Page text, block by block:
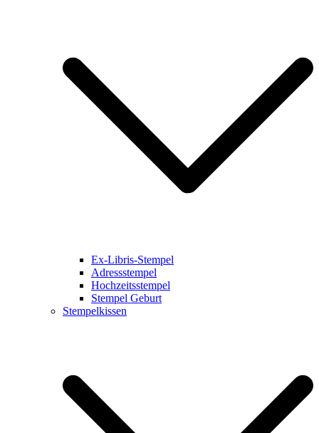
Ex-Libris-Stempel
Adressstempel
Hochzeitsstempel
Stempel Geburt
Stempelkissen